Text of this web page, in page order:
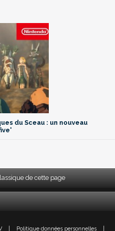
du Sceau : un nouveau
de cette page
Politique données personnelles